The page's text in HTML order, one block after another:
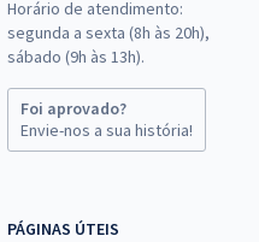
Horário de atendimento:
segunda a sexta (8h às 20h),
sábado (9h às 13h).
Foi aprovado?
Envie-nos a sua história!
PÁGINAS ÚTEIS